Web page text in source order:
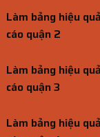
Làm bảng hiệu
cáo quận 2
Làm bảng hiệu
cáo quận 3
Làm bảng hiệu